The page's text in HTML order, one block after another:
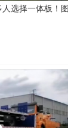
选择一体板！图